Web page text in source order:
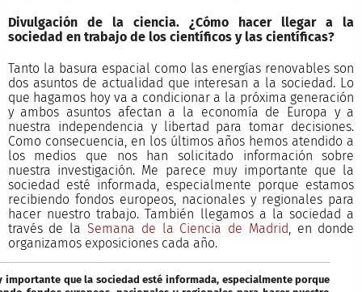
Divulgación de la ciencia. ¿Cómo hacer llegar a la
sociedad en trabajo de los científicos y las científicas?
Tanto la basura espacial como las energías renovables son
dos asuntos de actualidad que interesan a la sociedad. Lo
que hagamos hoy va a condicionar a la próxima generación
y ambos asuntos afectan a la economía de Europa y a
nuestra independencia y libertad para tomar decisiones.
Como consecuencia, en los últimos años hemos atendido a
los medios que nos han solicitado información sobre
nuestra investigación. Me parece muy importante que la
sociedad esté informada, especialmente porque estamos
recibiendo fondos europeos, nacionales y regionales para
hacer nuestro trabajo. También llegamos a la sociedad a
través de la Semana de la Ciencia de Madrid, en donde
organizamos exposiciones cada año.
importante que la sociedad esté informada, especialmente porque